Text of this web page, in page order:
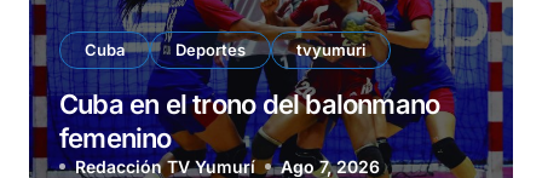
Cuba Deportes tvyumuri
Cuba en el trono del balonmano
femenino
Redacción TV Yumurí Ago 7, 2026